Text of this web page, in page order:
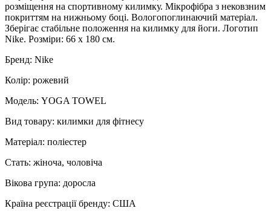
розміщення на спортивному килимку. Мікрофібра з нековзним
покриттям на нижньому боці. Вологопоглинаючий матеріал.
Зберігає стабільне положення на килимку для йоги. Логотип
Nike. Розміри: 66 х 180 см.
Бренд: Nike
Колір: рожевий
Модель: YOGA TOWEL
Вид товару: килимки для фітнесу
Матеріал: поліестер
Стать: жіноча, чоловіча
Вікова група: доросла
Країна реєстрації бренду: США